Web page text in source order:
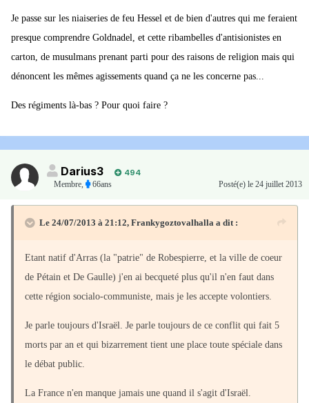
Je passe sur les niaiseries de feu Hessel et de bien d'autres qui me feraient
presque comprendre Goldnadel, et cette ribambelles d'antisionistes en
carton, de musulmans prenant parti pour des raisons de religion mais qui
dénoncent les mêmes agissements quand ça ne les concerne pas...
Des régiments là-bas ? Pour quoi faire ?
Darius3
494
Membre, 66ans Posté(e) le 24 juillet 2013
Le 24/07/2013 à 21:12, Frankygoztovalhalla a dit :
Etant natif d'Arras (la "patrie" de Robespierre, et la ville de coeur
de Pétain et De Gaulle) j'en ai becqueté plus qu'il n'en faut dans
cette région socialo-communiste, mais je les accepte volontiers.
Je parle toujours d'Israël. Je parle toujours de ce conflit qui fait 5
morts par an et qui bizarrement tient une place toute spéciale dans
le débat public.
La France n'en manque jamais une quand il s'agit d'Israël.